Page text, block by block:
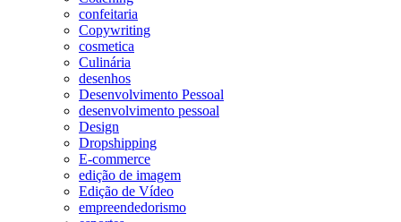
confeitaria
Copywriting
cosmetica
Culinária
desenhos
Desenvolvimento Pessoal
desenvolvimento pessoal
Design
Dropshipping
E-commerce
edição de imagem
Edição de Vídeo
empreendedorismo